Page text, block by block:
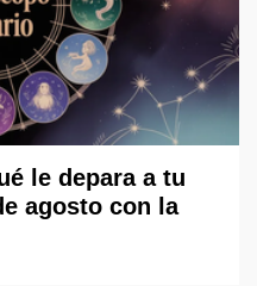
le depara a tu
agosto con la